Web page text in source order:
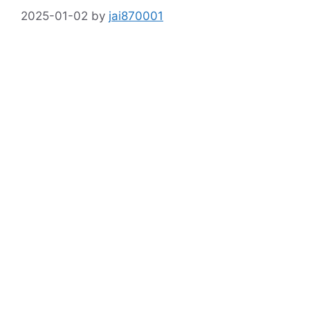
2025-01-02 by jai870001